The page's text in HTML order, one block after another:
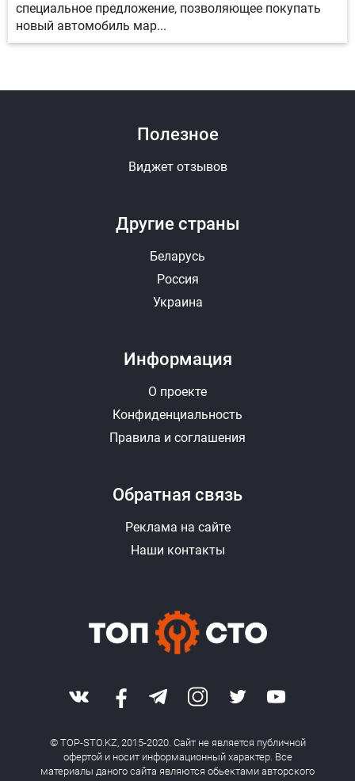
специальное предложение, позволяющее покупать
новый автомобиль мар...
Другие страны
Беларусь
Россия
Украина
Полезное
Виджет отзывов
Информация
О проекте
Конфиденциальность
Правила и соглашения
Обратная связь
Реклама на сайте
Наши контакты
© TOP-STO.KZ, 2015-2020. Сайт не является публичной
офертой и носит информационный характер. Все
материалы даного сайта являются обьектами авторского